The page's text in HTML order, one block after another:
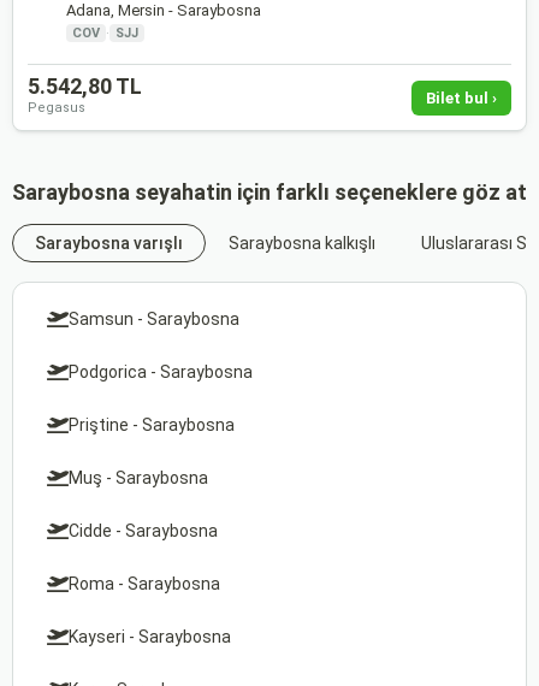
Adana, Mersin - Saraybosna
COV · SJJ
5.542,80 TL
Pegasus
Bilet bul ›
Saraybosna seyahatin için farklı seçeneklere göz at
Saraybosna varışlı Saraybosna kalkışlı Uluslararası
Samsun - Saraybosna
Podgorica - Saraybosna
Priştine - Saraybosna
Muş - Saraybosna
Cidde - Saraybosna
Roma - Saraybosna
Kayseri - Saraybosna